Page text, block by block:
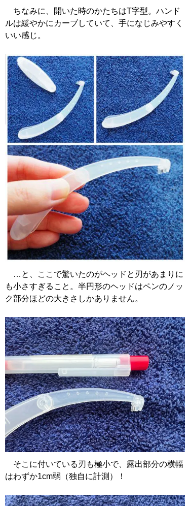
ちなみに、開いた時のかたちはT字型。ハンド
ルは緩やかにカーブしていて、手になじみやすく
いい感じ。
…と、ここで驚いたのがヘッドと刃があまりに
も小さすぎること。半円形のヘッドはペンのノッ
ク部分ほどの大きさしかありません。
そこに付いている刃も極小で、露出部分の横幅
はわずか1cm弱（独自に計測）！